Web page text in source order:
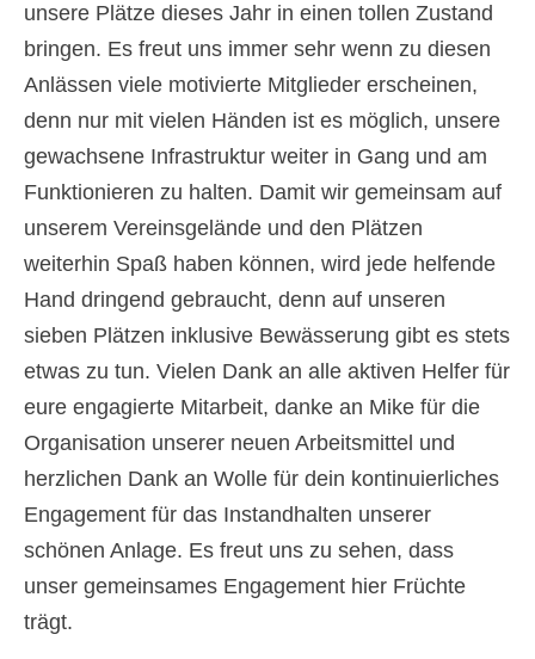
unsere Plätze dieses Jahr in einen tollen Zustand
bringen. Es freut uns immer sehr wenn zu diesen
Anlässen viele motivierte Mitglieder erscheinen,
denn nur mit vielen Händen ist es möglich, unsere
gewachsene Infrastruktur weiter in Gang und am
Funktionieren zu halten. Damit wir gemeinsam auf
unserem Vereinsgelände und den Plätzen
weiterhin Spaß haben können, wird jede helfende
Hand dringend gebraucht, denn auf unseren
sieben Plätzen inklusive Bewässerung gibt es stets
etwas zu tun. Vielen Dank an alle aktiven Helfer für
eure engagierte Mitarbeit, danke an Mike für die
Organisation unserer neuen Arbeitsmittel und
herzlichen Dank an Wolle für dein kontinuierliches
Engagement für das Instandhalten unserer
schönen Anlage. Es freut uns zu sehen, dass
unser gemeinsames Engagement hier Früchte
trägt.